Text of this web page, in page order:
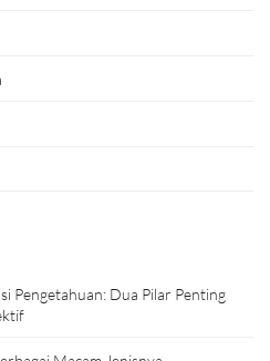
Pengetahuan: Dua Pilar Penting